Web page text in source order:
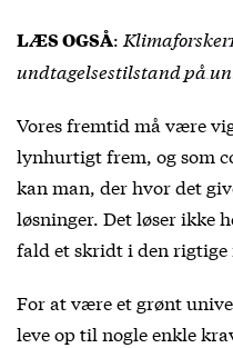
LÆS OGSÅ:
undtagelsestilstand på
Vores fremtid må være
lynhurtigt frem, og som
kan man, der hvor det
løsninger. Det løser ikke
fald et skridt i den rigtige
For at være et grønt
leve op til nogle enkle